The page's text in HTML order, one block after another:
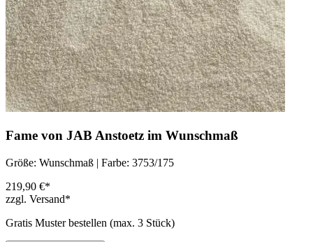
Fame von JAB Anstoetz im Wunschmaß
Größe: Wunschmaß | Farbe: 3753/175
219,90 €*
zzgl. Versand*
Gratis Muster bestellen (max. 3 Stück)